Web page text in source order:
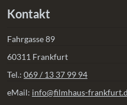
Kontakt
Fahrgasse 89
60311 Frankfurt
Tel.: 069 / 13 37 99 94
eMail: info@filmhaus-